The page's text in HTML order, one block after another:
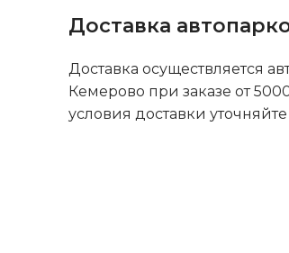
Доставка
Доставка осуществляется
Кемерово при заказе от
условия доставки